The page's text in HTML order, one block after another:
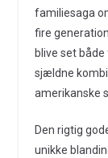
familiesaga
fire
blive set
sjældne
amerikanske
Den rigtig
unikke